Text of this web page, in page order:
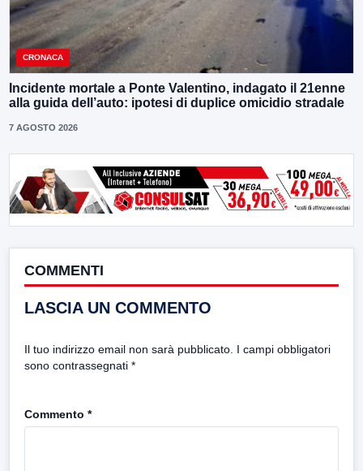
CRONACA
Incidente mortale a Ponte Valentino, indagato il 21enne
alla guida dell’auto: ipotesi di duplice omicidio stradale
7 AGOSTO 2026
COMMENTI
LASCIA UN COMMENTO
Il tuo indirizzo email non sarà pubblicato. I campi obbligatori
sono contrassegnati *
Commento *